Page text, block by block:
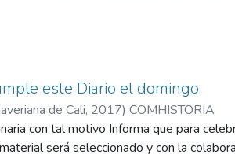
este Diario el domingo
de Cali, 2017) COMHISTORIA
con tal motivo Informa que para
será seleccionado y con la